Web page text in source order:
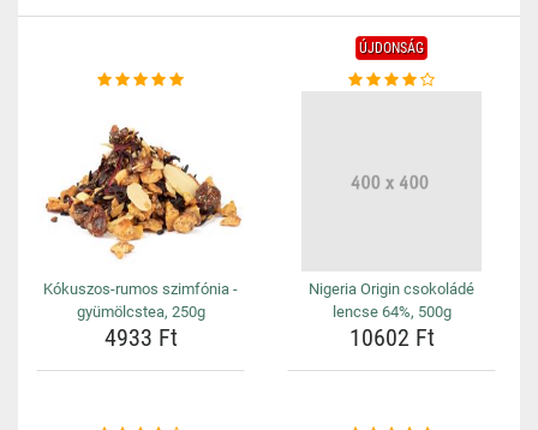
Kókuszos-rumos szimfónia -
gyümölcstea, 250g
4933 Ft
ÚJDONSÁG
Nigeria Origin csokoládé
lencse 64%, 500g
10602 Ft